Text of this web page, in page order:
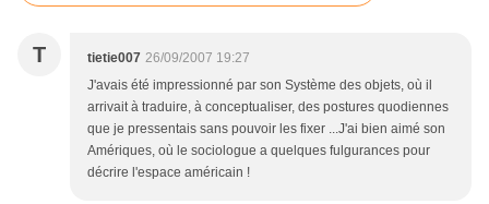
T tietie007 26/09/2007 19:27
J'avais été impressionné par son Système des objets, où il
arrivait à traduire, à conceptualiser, des postures quodiennes
que je pressentais sans pouvoir les fixer ...J'ai bien aimé son
Amériques, où le sociologue a quelques fulgurances pour
décrire l'espace américain !